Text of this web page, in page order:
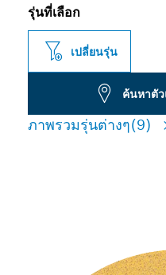
รุ่นที่เลือก
เปลี่ยนรุ่น
ค้นหาตั
ภาพรวมรุ่นต่างๆ(9)